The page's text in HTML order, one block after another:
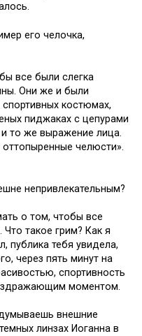
его челочка,
все были слегка
Они же и были
костюмах,
пиджаках с цепурами
то же выражение лица.
челюсти».
непривлекательным?
о том, чтобы все
такое грим? Как я
публика тебя увидела,
через пять минут на
спортивность
моментом.
внешние
линзах Иоганна в